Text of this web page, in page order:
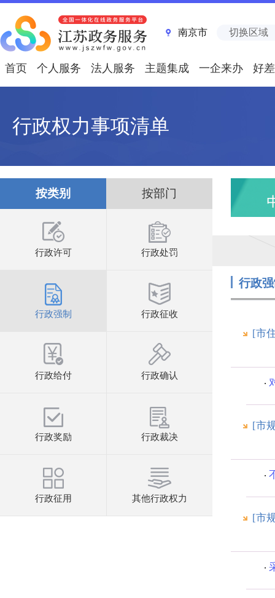
南京市 切换区域
首页 个人服务 法人服务 主题集成 一企来办 好
行政权力事项清单
按类别 按部门
行政许可 行政处罚
行政强制 行政征收
行政给付 行政确认
行政奖励 行政裁决
行政征用 其他行政权力
行政
[市
[市
[市